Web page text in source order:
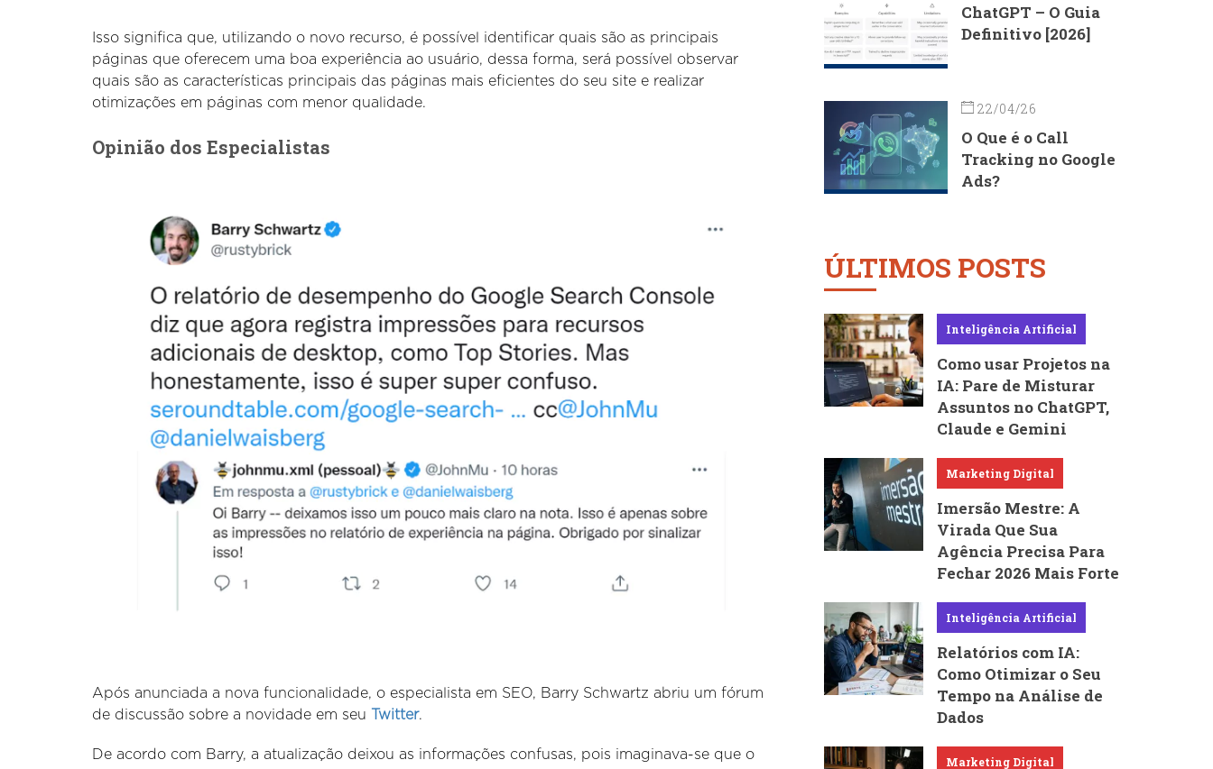
Isso significa que, utilizando o novo recurso, é possível identificar quais são as principais
páginas que oferecem uma boa experiência ao usuário, dessa forma, será possível observar
quais são as características principais das páginas mais eficientes do seu site e realizar
otimizações em páginas com menor qualidade.
Opinião dos Especialistas
Após anunciada a nova funcionalidade, o especialista em SEO, Barry Schwartz abriu um fórum
de discussão sobre a novidade em seu Twitter.
De acordo com Barry, a atualização deixou as informações confusas, pois imaginava-se que o
ChatGPT – O Guia
Definitivo [2026]
22/04/26
O Que é o Call
Tracking no Google
Ads?
ÚLTIMOS POSTS
Inteligência Artificial
Como usar Projetos na
IA: Pare de Misturar
Assuntos no ChatGPT,
Claude e Gemini
Marketing Digital
Imersão Mestre: A
Virada Que Sua
Agência Precisa Para
Fechar 2026 Mais Forte
Inteligência Artificial
Relatórios com IA:
Como Otimizar o Seu
Tempo na Análise de
Dados
Marketing Digital